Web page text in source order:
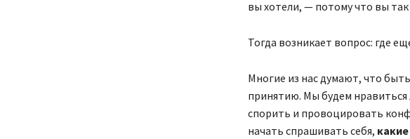
вы хотели, — потому что вы так
Тогда возникает вопрос: где
Многие из нас думают, что
принятию. Мы будем
спорить и провоцировать
начать спрашивать себя,